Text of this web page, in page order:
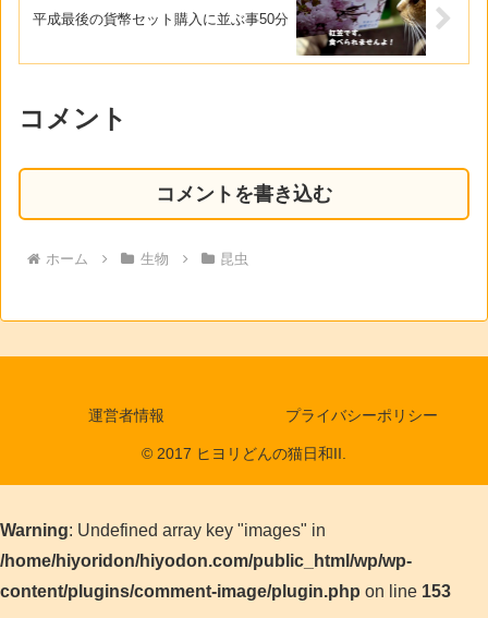
平成最後の貨幣セット購入に並ぶ事50分
コメント
コメントを書き込む
ホーム 生物 昆虫
運営者情報 プライバシーポリシー
© 2017 ヒヨリどんの猫日和II.
Warning: Undefined array key "images" in
/home/hiyoridon/hiyodon.com/public_html/wp/wp-
content/plugins/comment-image/plugin.php on line 153